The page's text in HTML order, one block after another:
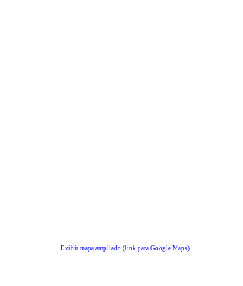
Exibir mapa ampliado (link para Google Maps)